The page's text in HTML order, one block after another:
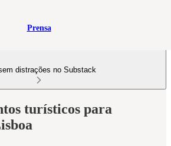
Prensa
distrações no Substack
turísticos para